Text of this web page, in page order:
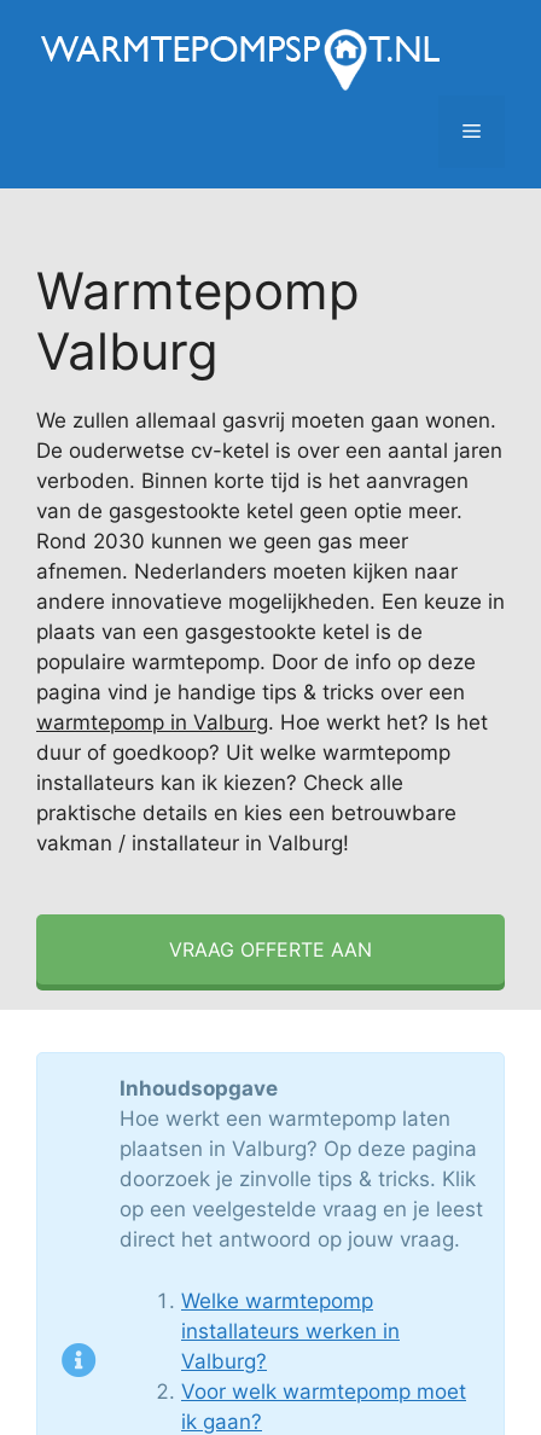
naar
Menu
Warmtepomp
Valburg
We zullen allemaal gasvrij moeten gaan wonen.
De ouderwetse cv-ketel is over een aantal jaren
verboden. Binnen korte tijd is het aanvragen
van de gasgestookte ketel geen optie meer.
Rond 2030 kunnen we geen gas meer
afnemen. Nederlanders moeten kijken naar
andere innovatieve mogelijkheden. Een keuze in
plaats van een gasgestookte ketel is de
populaire warmtepomp. Door de info op deze
pagina vind je handige tips & tricks over een
warmtepomp in Valburg. Hoe werkt het? Is het
duur of goedkoop? Uit welke warmtepomp
installateurs kan ik kiezen? Check alle
praktische details en kies een betrouwbare
vakman / installateur in Valburg!
VRAAG OFFERTE AAN
Inhoudsopgave
Hoe werkt een warmtepomp laten
plaatsen in Valburg? Op deze pagina
doorzoek je zinvolle tips & tricks. Klik
op een veelgestelde vraag en je leest
direct het antwoord op jouw vraag.
Welke warmtepomp
installateurs werken in
Valburg?
Voor welk warmtepomp moet
ik gaan?